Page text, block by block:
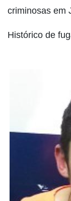
criminosas em
Histórico de